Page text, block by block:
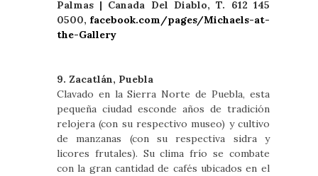
Palmas | Canada Del Diablo, T. 612 145
0500, facebook.com/pages/Michaels-at-
the-Gallery
9. Zacatlán, Puebla
Clavado en la Sierra Norte de Puebla, esta
pequeña ciudad esconde años de tradición
relojera (con su respectivo museo) y cultivo
de manzanas (con su respectiva sidra y
licores frutales). Su clima frío se combate
con la gran cantidad de cafés ubicados en el